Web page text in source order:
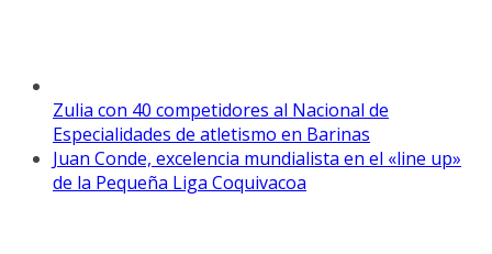
Zulia con 40 competidores al Nacional de
Especialidades de atletismo en Barinas
Juan Conde, excelencia mundialista en el «line up»
de la Pequeña Liga Coquivacoa